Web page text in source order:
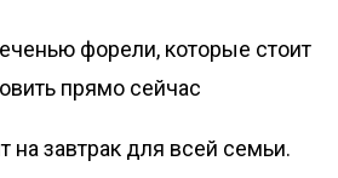
на завтрак для всей семьи.